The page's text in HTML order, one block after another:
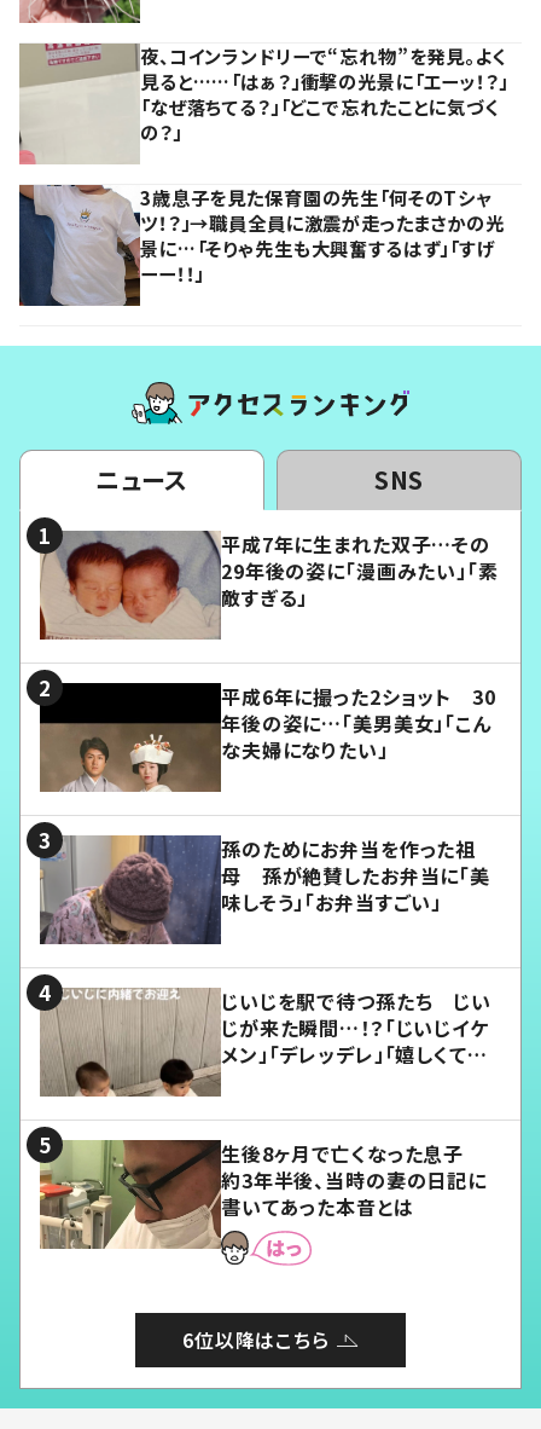
夜、コインランドリーで“忘れ物”を発見。よく
見ると……「はぁ？」衝撃の光景に「エーッ！？」
「なぜ落ちてる？」「どこで忘れたことに気づく
の？」
3歳息子を見た保育園の先生「何そのTシャ
ツ！？」→職員全員に激震が走ったまさかの光
景に…「そりゃ先生も大興奮するはず」「すげ
ーー！！」
ニュース SNS
平成7年に生まれた双子…その
29年後の姿に「漫画みたい」「素
敵すぎる」
平成6年に撮った2ショット 30
年後の姿に…「美男美女」「こん
な夫婦になりたい」
孫のためにお弁当を作った祖
母 孫が絶賛したお弁当に「美
味しそう」「お弁当すごい」
じいじを駅で待つ孫たち じい
じが来た瞬間…！？「じいじイケ
メン」「デレッデレ」「嬉しくて可
生後8ヶ月で亡くなった息子
約3年半後、当時の妻の日記に
書いてあった本音とは
6位以降はこちら